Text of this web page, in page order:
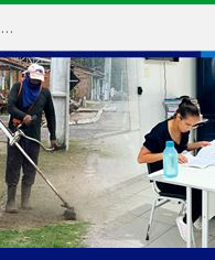
Prefeitura de Magalhães Barata realiza evento em homenagem ao Dia Internacional da Mulher